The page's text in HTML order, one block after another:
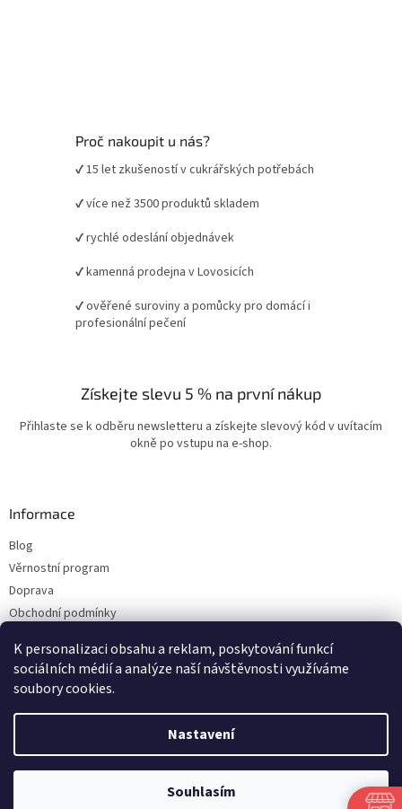
K personalizaci obsahu a reklam, poskytování funkcí
sociálních médií a analýze naší návštěvnosti využíváme
soubory cookies.
Nastavení
Souhlasím
Proč nakoupit u nás?
✔ 15 let zkušeností v cukrářských potřebách
✔ více než 3500 produktů skladem
✔ rychlé odeslání objednávek
✔ kamenná prodejna v Lovosicích
✔ ověřené suroviny a pomůcky pro domácí i
profesionální pečení
Získejte slevu 5 % na první nákup
Přihlaste se k odběru newsletteru a získejte slevový kód v uvítacím
okně po vstupu na e-shop.
Informace
Blog
Věrnostní program
Doprava
Obchodní podmínky
Kontakty
Vytvořil Shoptet
. Všechna práva vyhrazena.
Upravit nastavení
cookies